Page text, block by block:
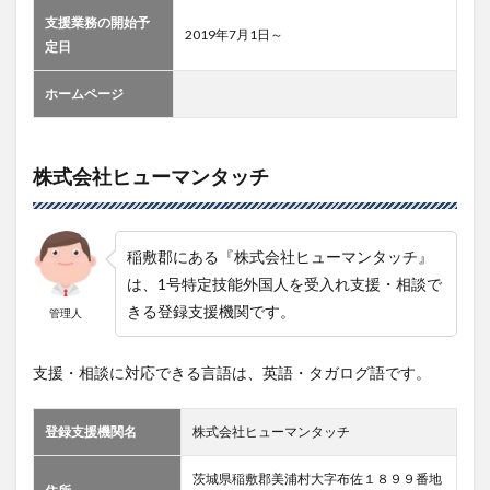
支援業務の開始予
定日
2019年7月1日～
ホームページ
株式会社ヒューマンタッチ
管理人
稲敷郡にある『株式会社ヒューマンタッチ』
は、1号特定技能外国人を受入れ支援・相談で
きる登録支援機関です。
支援・相談に対応できる言語は、英語・タガログ語です。
登録支援機関名 株式会社ヒューマンタッチ
茨城県稲敷郡美浦村大字布佐１８９９番地